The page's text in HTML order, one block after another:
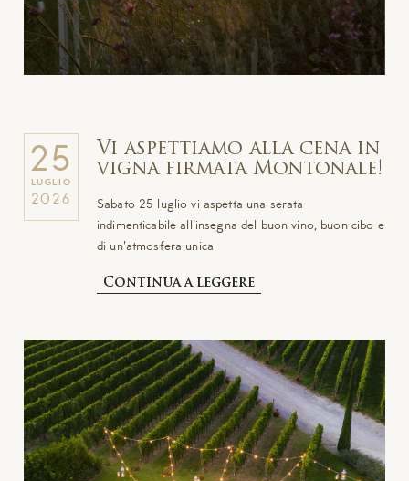
25
LUGLIO
2026
Vi aspettiamo alla cena in
vigna firmata Montonale!
Sabato 25 luglio vi aspetta una serata
indimenticabile all'insegna del buon vino, buon cibo e
di un'atmosfera unica
Continua a leggere